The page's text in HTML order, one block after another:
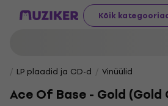
Kõik
LP plaadid ja CD-d Vinüülid
Ace Of Base - Gold (Gold